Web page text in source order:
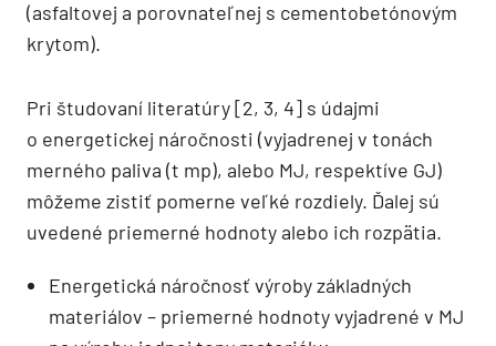
(asfaltovej a porovnateľnej s cementobetónovým
krytom).
Pri študovaní literatúry [2, 3, 4] s údajmi
o energetickej náročnosti (vyjadrenej v tonách
merného paliva (t mp), alebo MJ, respektíve GJ)
môžeme zistiť pomerne veľké rozdiely. Ďalej sú
uvedené priemerné hodnoty alebo ich rozpätia.
Energetická náročnosť výroby základných
materiálov – priemerné hodnoty vyjadrené v MJ